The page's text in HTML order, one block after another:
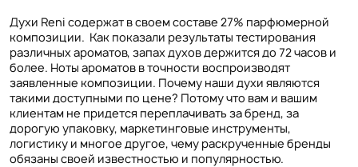
Духи Reni содержат в своем составе 27% парфюмерной
композиции. Как показали результаты тестирования
различных ароматов, запах духов держится до 72 часов и
более. Ноты ароматов в точности воспроизводят
заявленные композиции. Почему наши духи являются
такими доступными по цене? Потому что вам и вашим
клиентам не придется переплачивать за бренд, за
дорогую упаковку, маркетинговые инструменты,
логистику и многое другое, чему раскрученные бренды
обязаны своей известностью и популярностью.